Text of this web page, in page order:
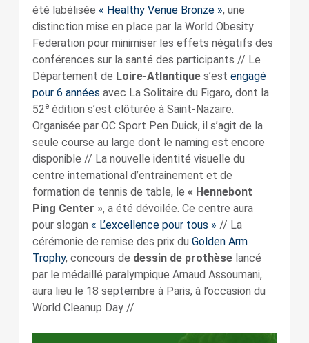
été labélisée « Healthy Venue Bronze », une
distinction mise en place par la World Obesity
Federation pour minimiser les effets négatifs des
conférences sur la santé des participants // Le
Département de Loire-Atlantiques’est engagé
pour 6 années avec La Solitaire du Figaro, dont la
52eédition s’est clôturée à Saint-Nazaire.
Organisée par OC Sport Pen Duick, il s’agit de la
seule course au large dont le naming est encore
disponible // La nouvelle identité visuelle du
centre international d’entrainement et de
formation de tennis de table, le « Hennebont
Ping Center », a été dévoilée. Ce centre aura
pour slogan « L’excellence pour tous » // La
cérémonie de remise des prix du Golden Arm
Trophy, concours de dessin de prothèselancé
par le médaillé paralympique Arnaud Assoumani,
aura lieu le 18 septembre à Paris, à l’occasion du
World Cleanup Day //